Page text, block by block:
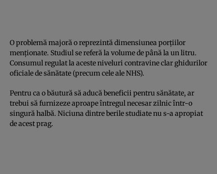
O problemă majoră o reprezintă dimensiunea porțiilor
menționate. Studiul se referă la volume de până la un litru.
Consumul regulat la aceste niveluri contravine clar ghidurilor
oficiale de sănătate (precum cele ale NHS).
Pentru ca o băutură să aducă beneficii pentru sănătate, ar
trebui să furnizeze aproape întregul necesar zilnic într-o
singură halbă. Niciuna dintre berile studiate nu s-a apropiat
de acest prag.